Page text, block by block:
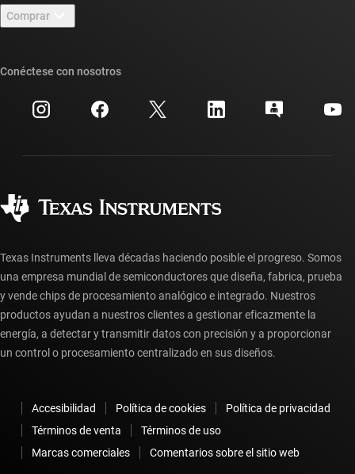
Sala de redacción
Eventos
Relaciones con los inversionistas
Foros de soporte de diseño de TI E2E™
Búsqueda de referencias cruzadas
Centro de atención al cliente
Preguntas frecuentes sobre la cuenta myTI
Comprar
Preguntas frecuentes sobre pedidos
Conéctese con nosotros
Texas Instruments lleva décadas haciendo posible el progreso. Somos
una empresa mundial de semiconductores que diseña, fabrica, prueba
y vende chips de procesamiento analógico e integrado. Nuestros
productos ayudan a nuestros clientes a gestionar eficazmente la
energía, a detectar y transmitir datos con precisión y a proporcionar
un control o procesamiento centralizado en sus diseños.
Accesibilidad Política de cookies
Política de privacidad
Términos de venta
Términos de uso
Marcas comerciales
Comentarios sobre el sitio web